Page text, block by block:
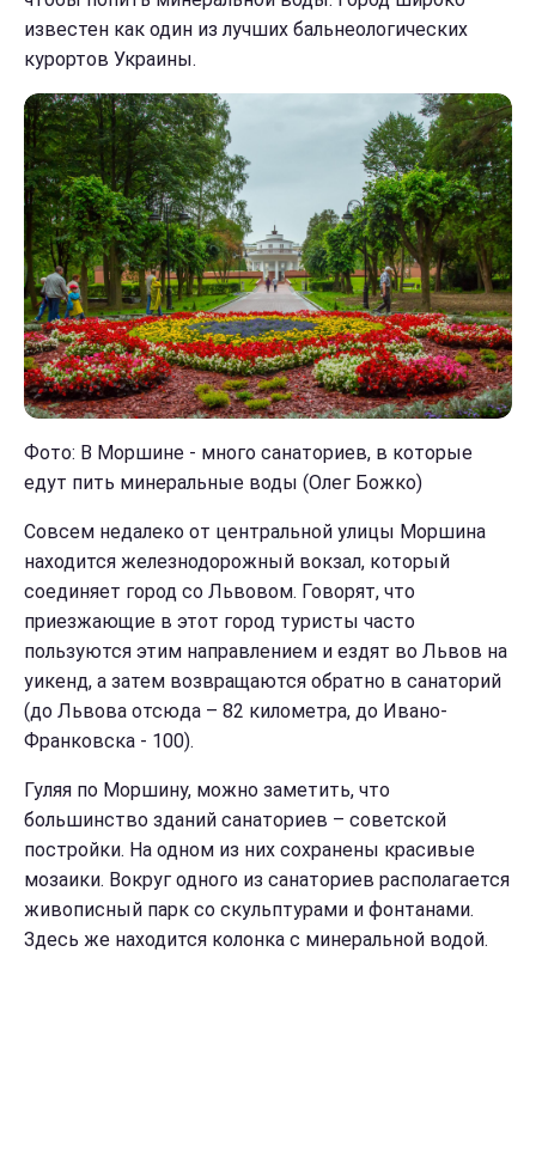
известен как один из лучших бальнеологических
курортов Украины.
Фото: В Моршине - много санаториев, в которые
едут пить минеральные воды (Олег Божко)
Совсем недалеко от центральной улицы Моршина
находится железнодорожный вокзал, который
соединяет город со Львовом. Говорят, что
приезжающие в этот город туристы часто
пользуются этим направлением и ездят во Львов на
уикенд, а затем возвращаются обратно в санаторий
(до Львова отсюда – 82 километра, до Ивано-
Франковска - 100).
Гуляя по Моршину, можно заметить, что
большинство зданий санаториев – советской
постройки. На одном из них сохранены красивые
мозаики. Вокруг одного из санаториев располагается
живописный парк со скульптурами и фонтанами.
Здесь же находится колонка с минеральной водой.